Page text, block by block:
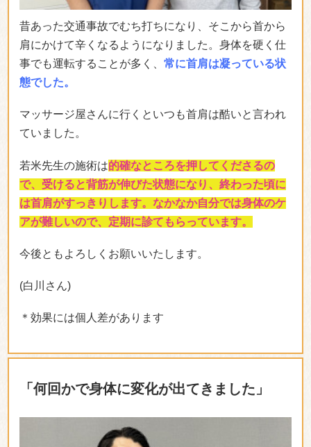
※効果には個人差があります
「痛みを取り除き、痛みが出にくい身体
を」
ここ何年も腰痛と肩こりに悩まされていた